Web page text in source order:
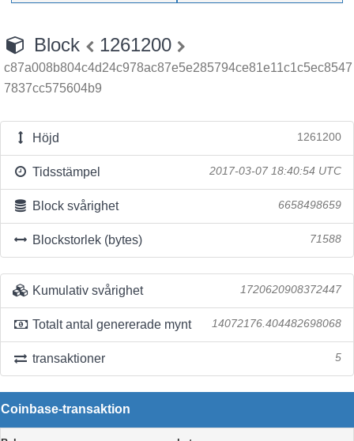
Block 1261200
c87a008b804c4d24c978ac87e5e285794ce81e11c1c5ec8547
7837cc575604b9
Höjd 1261200
Tidsstämpel 2017-03-07 18:40:54 UTC
Block svårighet 6658498659
Blockstorlek (bytes) 71588
Kumulativ svårighet 1720620908372447
Totalt antal genererade mynt 14072176.404482698068
transaktioner 5
Coinbase-transaktion